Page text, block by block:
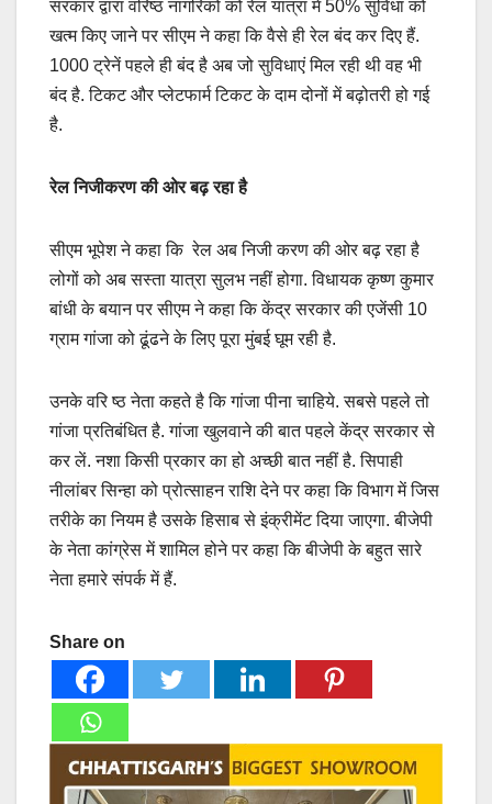
सरकार द्वारा वरिष्ठ नागरिकों को रेल यात्रा में 50% सुविधा को
खत्म किए जाने पर सीएम ने कहा कि वैसे ही रेल बंद कर दिए हैं.
1000 ट्रेनें पहले ही बंद है अब जो सुविधाएं मिल रही थी वह भी
बंद है. टिकट और प्लेटफार्म टिकट के दाम दोनों में बढ़ोतरी हो गई
है.
रेल निजीकरण की ओर बढ़ रहा है
सीएम भूपेश ने कहा कि रेल अब निजी करण की ओर बढ़ रहा है
लोगों को अब सस्ता यात्रा सुलभ नहीं होगा. विधायक कृष्ण कुमार
बांधी के बयान पर सीएम ने कहा कि केंद्र सरकार की एजेंसी 10
ग्राम गांजा को ढूंढने के लिए पूरा मुंबई घूम रही है.
उनके वरि ष्ठ नेता कहते है कि गांजा पीना चाहिये. सबसे पहले तो
गांजा प्रतिबंधित है. गांजा खुलवाने की बात पहले केंद्र सरकार से
कर लें. नशा किसी प्रकार का हो अच्छी बात नहीं है. सिपाही
नीलांबर सिन्हा को प्रोत्साहन राशि देने पर कहा कि विभाग में जिस
तरीके का नियम है उसके हिसाब से इंक्रीमेंट दिया जाएगा. बीजेपी
के नेता कांग्रेस में शामिल होने पर कहा कि बीजेपी के बहुत सारे
नेता हमारे संपर्क में हैं.
Share on